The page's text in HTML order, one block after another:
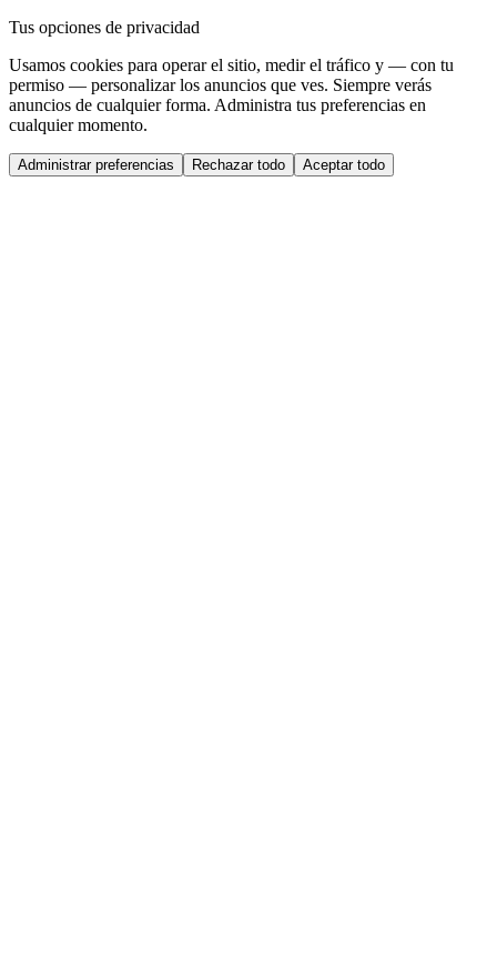
Tus opciones de privacidad
Usamos cookies para operar el sitio, medir el tráfico y — con tu
permiso — personalizar los anuncios que ves. Siempre verás
anuncios de cualquier forma. Administra tus preferencias en
cualquier momento.
Administrar preferencias Rechazar todo Aceptar todo